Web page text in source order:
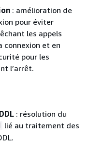
: amélioration de
pour éviter
les appels
connexion et en
pour les
l’arrêt.
: résolution du
lié au traitement des